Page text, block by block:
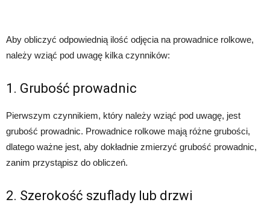
Aby obliczyć odpowiednią ilość odjęcia na prowadnice rolkowe,
należy wziąć pod uwagę kilka czynników:
1. Grubość prowadnic
Pierwszym czynnikiem, który należy wziąć pod uwagę, jest
grubość prowadnic. Prowadnice rolkowe mają różne grubości,
dlatego ważne jest, aby dokładnie zmierzyć grubość prowadnic,
zanim przystąpisz do obliczeń.
2. Szerokość szuflady lub drzwi